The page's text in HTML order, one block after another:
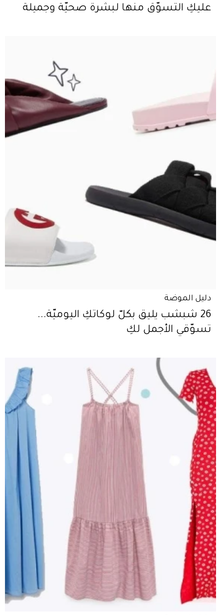
عليكِ التسوّق منها لبشرة صحيّة وجميلة
دليل الموضة
26 شبشب يليق بكلّ لوكاتكِ اليوميّة...
تسوّقي الأجمل لكِ